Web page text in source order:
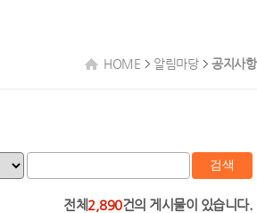
HOME 알림마당 공지사항
검색
전체 2,890건의 게시물이 있습니다.